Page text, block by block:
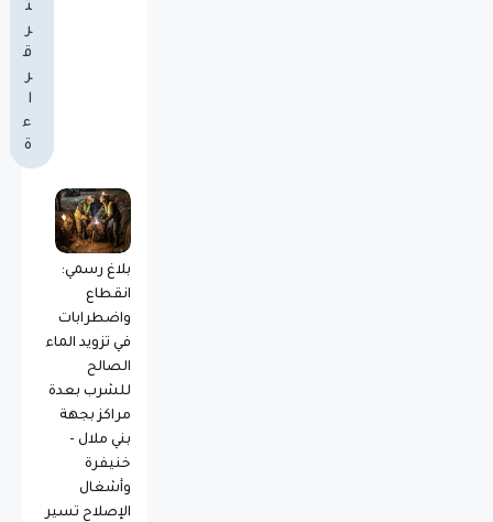
ث
ر
ق
ر
ا
ء
ة
بلاغ رسمي:
انقطاع
واضطرابات
في تزويد الماء
الصالح
للشرب بعدة
مراكز بجهة
بني ملال -
خنيفرة
وأشغال
الإصلاح تسير